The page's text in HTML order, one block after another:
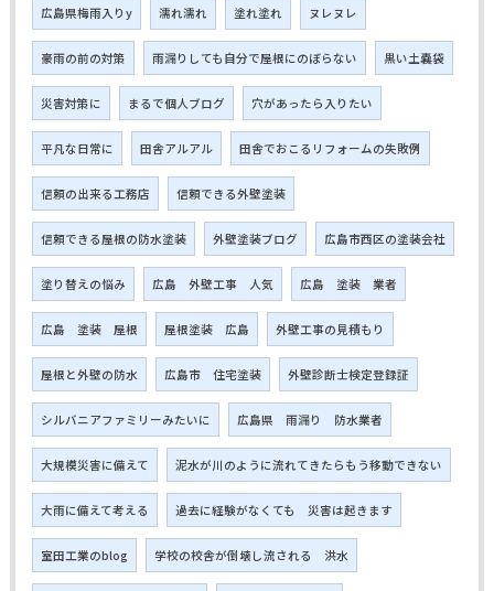
広島県梅雨入りy 濡れ濡れ 塗れ塗れ ヌレヌレ
豪雨の前の対策 雨漏りしても自分で屋根にのぼらない 黒い土嚢袋
災害対策に まるで個人ブログ 穴があったら入りたい
平凡な日常に 田舎アルアル 田舎でおこるリフォームの失敗例
信頼の出来る工務店 信頼できる外壁塗装
信頼できる屋根の防水塗装 外壁塗装ブログ 広島市西区の塗装会社
塗り替えの悩み 広島 外壁工事 人気 広島 塗装 業者
広島 塗装 屋根 屋根塗装 広島 外壁工事の見積もり
屋根と外壁の防水 広島市 住宅塗装 外壁診断士検定登録証
シルバニアファミリーみたいに 広島県 雨漏り 防水業者
大規模災害に備えて 泥水が川のように流れてきたらもう移動できない
大雨に備えて考える 過去に経験がなくても 災害は起きます
室田工業のblog 学校の校舎が倒壊し流される 洪水